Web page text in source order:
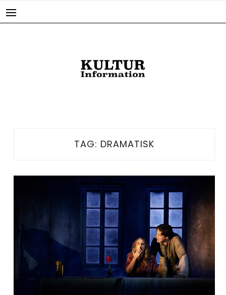
TAG: DRAMATISK